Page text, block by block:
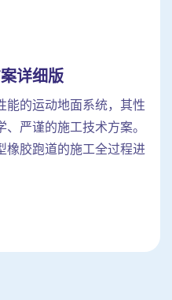
详细版
能的运动地面系统，其性
严谨的施工技术方案。
橡胶跑道的施工全过程进